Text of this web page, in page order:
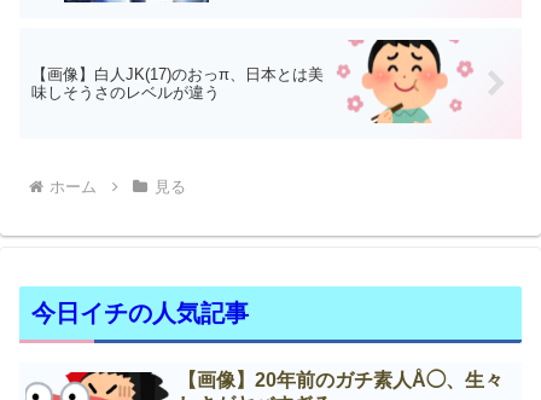
【画像】白人JK(17)のおっπ、日本とは美
味しそうさのレベルが違う
ホーム 見る
今日イチの人気記事
【画像】20年前のガチ素人Å◯、生々